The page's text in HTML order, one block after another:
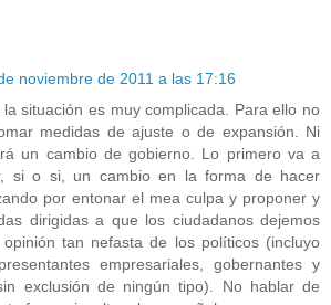
noviembre de 2011 a las 17:16
la situación es muy complicada. Para ello no
medidas de ajuste o de expansión. Ni
un cambio de gobierno. Lo primero va a
si o si, un cambio en la forma de hacer
por entonar el mea culpa y proponer y
dirigidas a que los ciudadanos dejemos
tan nefasta de los políticos (incluyo
empresariales, gobernantes y
exclusión de ningún tipo). No hablar de